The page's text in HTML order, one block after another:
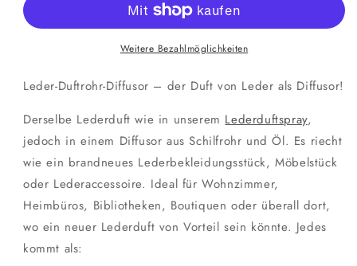
aus
Schilfrohr
aus
Leder
Weitere Bezahlmöglichkeiten
Leder-Duftrohr-Diffusor – der Duft von Leder als Diffusor!
Derselbe Lederduft wie in unserem Lederduftspray,
jedoch in einem Diffusor aus Schilfrohr und Öl. Es riecht
wie ein brandneues Lederbekleidungsstück, Möbelstück
oder Lederaccessoire. Ideal für Wohnzimmer,
Heimbüros, Bibliotheken, Boutiquen oder überall dort,
wo ein neuer Lederduft von Vorteil sein könnte. Jedes
kommt als: